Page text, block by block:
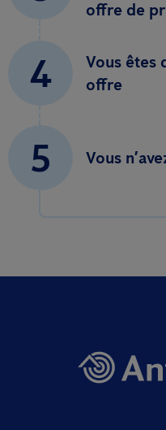
offre de
4
Vous êtes
offre
5 Vous